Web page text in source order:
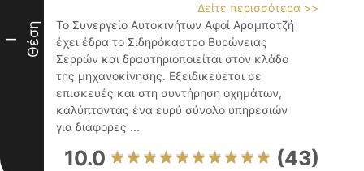
I Θέση
Δείτε περισσότερα >>
Το Συνεργείο Αυτοκινήτων Αφοί Αραμπατζή
έχει έδρα το Σιδηρόκαστρο Βυρώνειας
Σερρών και δραστηριοποιείται στον κλάδο
της μηχανοκίνησης. Εξειδικεύεται σε
επισκευές και στη συντήρηση οχημάτων,
καλύπτοντας ένα ευρύ σύνολο υπηρεσιών
για διάφορες ...
10.0 (43)